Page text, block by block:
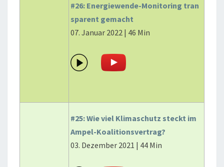
#26: Energiewende-Monitoring tran
sparent gemacht
07. Januar 2022 | 46 Min
#25: Wie viel Klimaschutz steckt im
Ampel-Koalitionsvertrag?
03. Dezember 2021 | 44 Min